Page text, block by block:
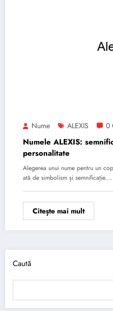
Nume ALEXIS 0
Numele ALEXIS:
personalitate
Alegerea unui nume pentru un
ată de simbolism și semnificație.…
Citește mai mult
Caută